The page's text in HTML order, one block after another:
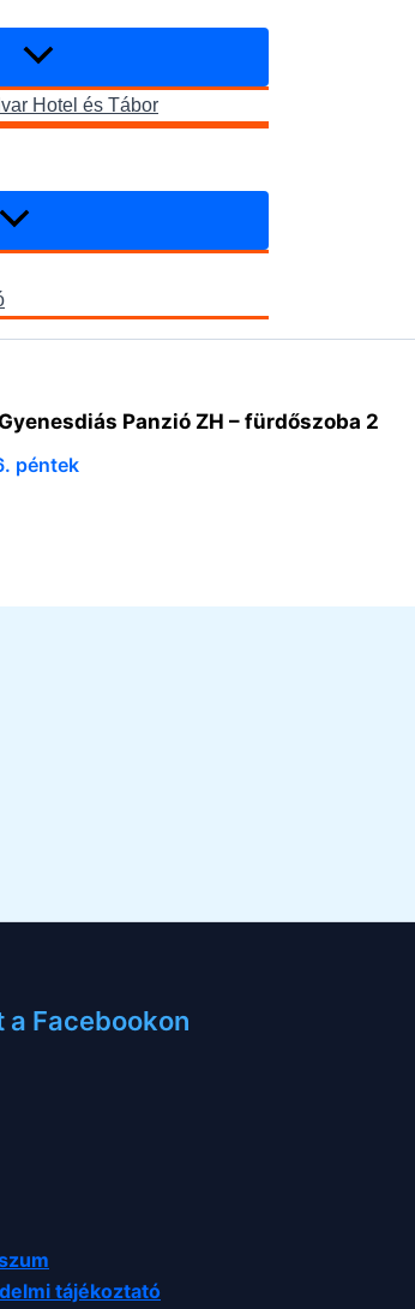
Hotel és Tábor
Panzió ZH – fürdőszoba 2
péntek
a Facebookon
tájékoztató